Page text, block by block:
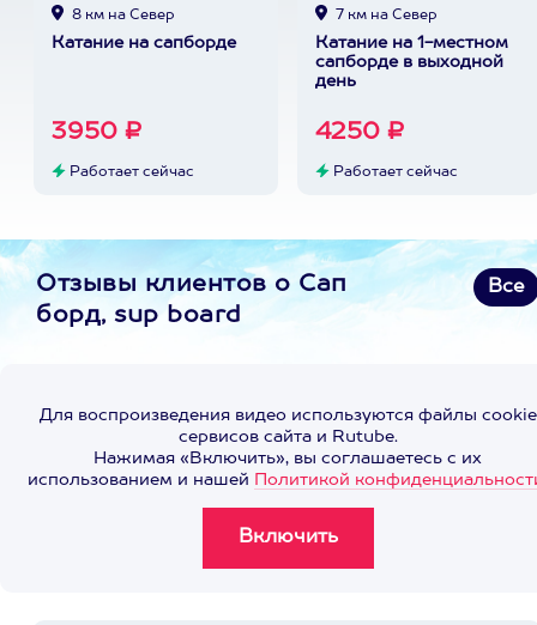
8 км на Север
Катание на сапборде
3950 ₽
Работает сейчас
7 км на Север
Катание на 1-местном
сапборде в выходной
день
4250 ₽
Работает сейчас
Отзывы клиентов о Сап
борд, sup board
Все
Для воспроизведения видео используются файлы cookie
сервисов сайта и Rutube.
Нажимая «Включить», вы соглашаетесь с их
использованием и нашей Политикой